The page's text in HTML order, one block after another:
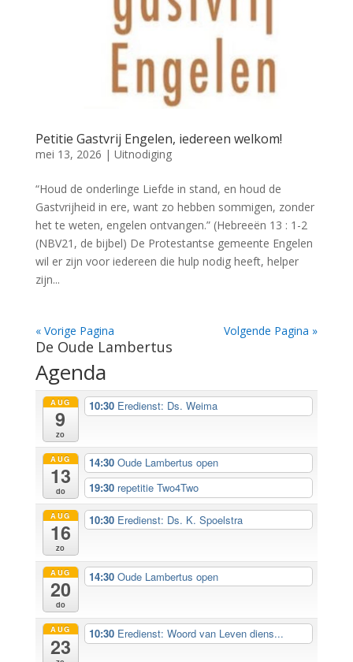
Petitie Gastvrij Engelen, iedereen welkom!
mei 13, 2026 | Uitnodiging
“Houd de onderlinge Liefde in stand, en houd de
Gastvrijheid in ere, want zo hebben sommigen, zonder
het te weten, engelen ontvangen.” (Hebreeën 13 : 1-2
(NBV21, de bijbel) De Protestantse gemeente Engelen
wil er zijn voor iedereen die hulp nodig heeft, helper
zijn...
« Vorige Pagina Volgende Pagina »
De Oude Lambertus
Agenda
AUG
9
zo
10:30 Eredienst: Ds. Weima
AUG
13
do
14:30Oude Lambertus open
19:30 repetitie Two4Two
AUG
16
zo
10:30 Eredienst: Ds. K. Spoelstra
AUG
20
do
14:30Oude Lambertus open
AUG
23
10:30 Eredienst: Woord van Leven diens...